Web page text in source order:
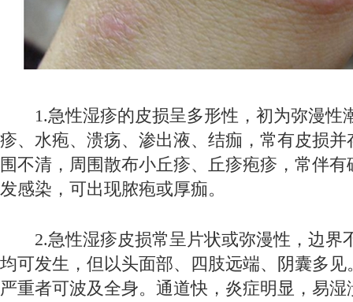
1.急性湿疹的皮损呈多形性，初为弥漫性
疹、水疱、溃疡、渗出液、结痂，常有皮损
围不清，周围散布小丘疹、丘疹疱疹，常伴
发感染，可出现脓疱或厚痂。
2.急性湿疹皮损常呈片状或弥漫性，边界
均可发生，但以头面部、四肢远端、阴囊多
严重者可波及全身。通道快，炎症明显，易